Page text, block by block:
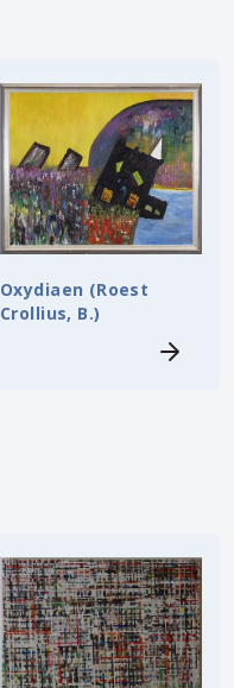
Oxydiaen (Roest
Crollius, B.)